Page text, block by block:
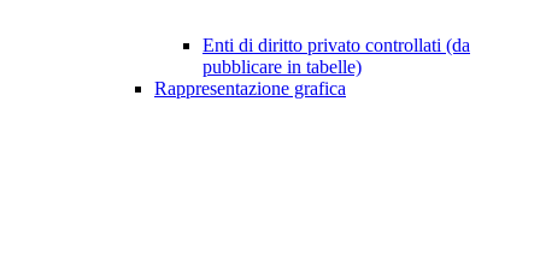
Enti di diritto privato controllati (da
pubblicare in tabelle)
Rappresentazione grafica